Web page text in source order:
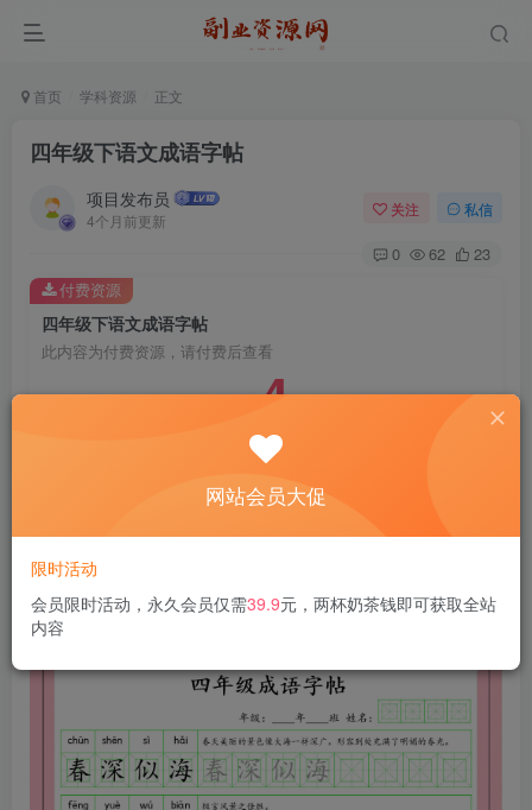
首页 学科资源 正文
四年级下语文成语字帖
项目发布员
4个月前更新
关注 私信
0 62 23
四年级下语文成语字帖
此内容为付费资源，请付费后查看
4
付费资源
网站会员大促
限时活动
会员限时活动，永久会员仅需39.9元，两杯奶茶钱即可获取全站
内容